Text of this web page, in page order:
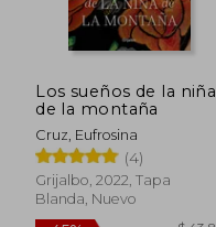
Los sueños de la niña
de la montaña
Cruz, Eufrosina
(4)
Grijalbo, 2022, Tapa
Blanda, Nuevo